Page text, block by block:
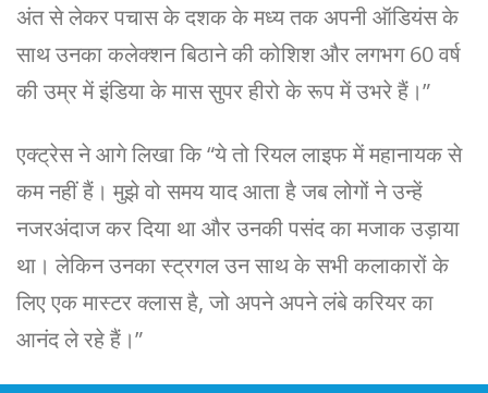
अंत से लेकर पचास के दशक के मध्य तक अपनी ऑडियंस के
साथ उनका कलेक्शन बिठाने की कोशिश और लगभग 60 वर्ष
की उम्र में इंडिया के मास सुपर हीरो के रूप में उभरे हैं।”
एक्ट्रेस ने आगे लिखा कि “ये तो रियल लाइफ में महानायक से
कम नहीं हैं। मुझे वो समय याद आता है जब लोगों ने उन्हें
नजरअंदाज कर दिया था और उनकी पसंद का मजाक उड़ाया
था। लेकिन उनका स्ट्रगल उन साथ के सभी कलाकारों के
लिए एक मास्टर क्लास है, जो अपने अपने लंबे करियर का
आनंद ले रहे हैं।”